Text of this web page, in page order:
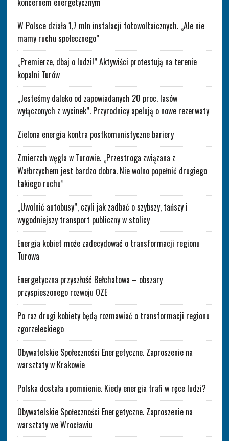
W Polsce działa 1,7 mln instalacji fotowoltaicznych. „Ale nie
mamy ruchu społecznego”
„Premierze, dbaj o ludzi!” Aktywiści protestują na terenie
kopalni Turów
„Jesteśmy daleko od zapowiadanych 20 proc. lasów
wyłączonych z wycinek”. Przyrodnicy apelują o nowe rezerwaty
Zielona energia kontra postkomunistyczne bariery
Zmierzch węgla w Turowie. „Przestroga związana z
Wałbrzychem jest bardzo dobra. Nie wolno popełnić drugiego
takiego ruchu”
„Uwolnić autobusy”, czyli jak zadbać o szybszy, tańszy i
wygodniejszy transport publiczny w stolicy
Energia kobiet może zadecydować o transformacji regionu
Turowa
Energetyczna przyszłość Bełchatowa – obszary
przyspieszonego rozwoju OZE
Po raz drugi kobiety będą rozmawiać o transformacji regionu
zgorzeleckiego
Obywatelskie Społeczności Energetyczne. Zaproszenie na
warsztaty w Krakowie
Polska dostała upomnienie. Kiedy energia trafi w ręce ludzi?
Obywatelskie Społeczności Energetyczne. Zaproszenie na
warsztaty we Wrocławiu